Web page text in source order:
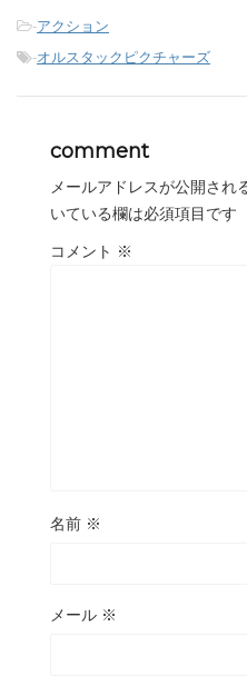
-アクション
-オルスタックピクチャーズ
comment
メールアドレスが公開され
いている欄は必須項目です
コメント ※
名前 ※
メール ※